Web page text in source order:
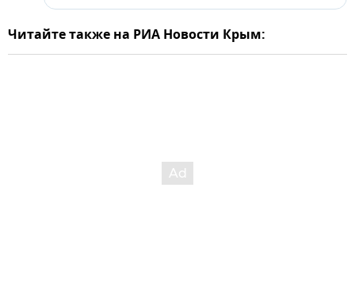
Читайте также на РИА Новости Крым: